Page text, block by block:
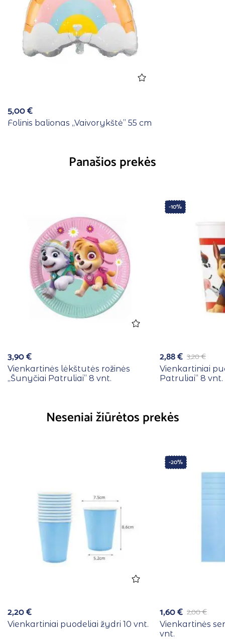
5,00€
Folinis balionas ,,Vaivorykštė” 55 cm
Panašios prekės
3,90€
Vienkartinės lėkštutės rožinės
,,Šunyčiai Patruliai” 8 vnt.
-10%
3,20€
2,88€
Vienkartiniai
Patruliai” 8 vnt.
Neseniai žiūrėtos prekės
2,20€
Vienkartiniai puodeliai žydri 10 vnt.
-20%
2,00€
1,60€
Vienkartinės
vnt.